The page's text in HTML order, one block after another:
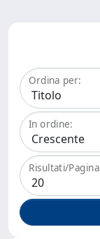
Ordina per:
In ordine:
Risultati/Pagina